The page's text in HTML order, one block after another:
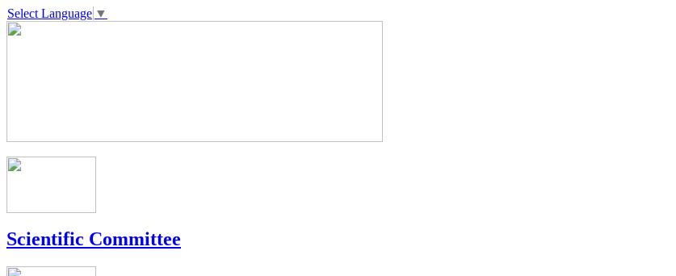
Select Language ▼
Scientific Committee